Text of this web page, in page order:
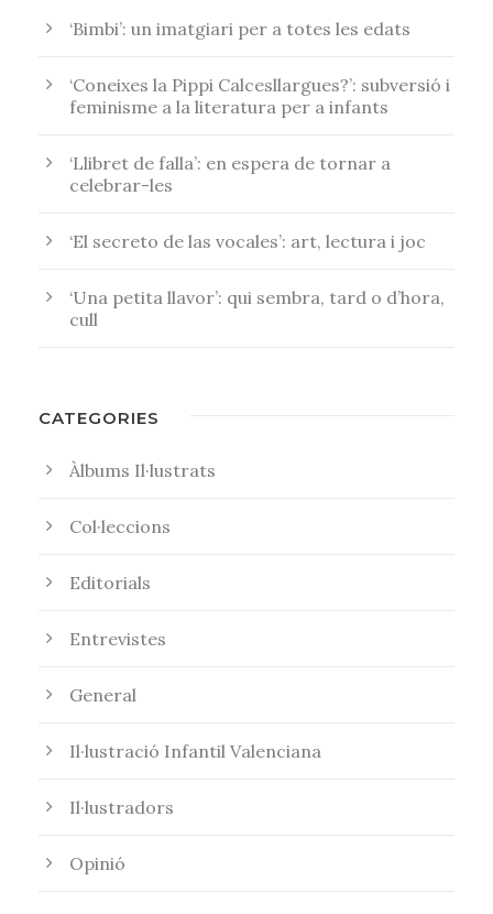
‘Bimbi’: un imatgiari per a totes les edats
‘Coneixes la Pippi Calcesllargues?’: subversió i
feminisme a la literatura per a infants
‘Llibret de falla’: en espera de tornar a
celebrar-les
‘El secreto de las vocales’: art, lectura i joc
‘Una petita llavor’: qui sembra, tard o d’hora,
cull
CATEGORIES
Àlbums Il·lustrats
Col·leccions
Editorials
Entrevistes
General
Il·lustració Infantil Valenciana
Il·lustradors
Opinió